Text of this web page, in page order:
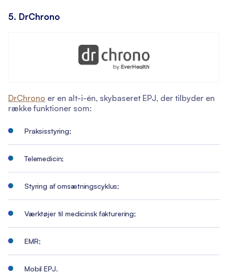
5. DrChrono
DrChrono er en alt-i-én, skybaseret EPJ, der tilbyder en
række funktioner som:
Praksisstyring;
Telemedicin;
Styring af omsætningscyklus;
Værktøjer til medicinsk fakturering;
EMR;
Mobil EPJ.